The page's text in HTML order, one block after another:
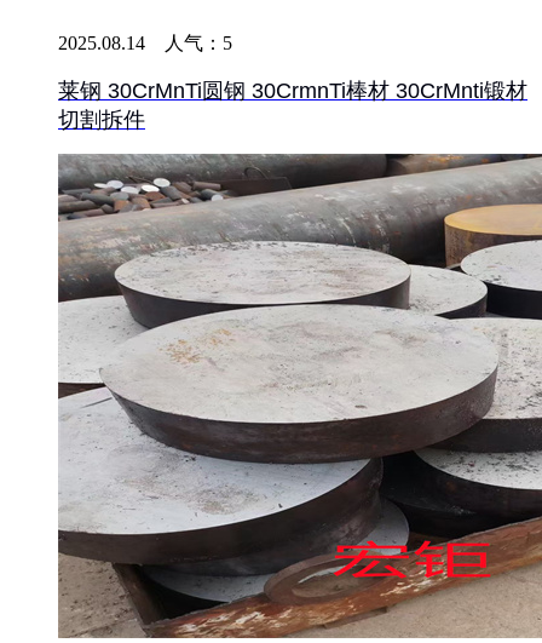
2025.08.14 人气： 5
莱钢 30CrMnTi圆钢 30CrmnTi棒材 30CrMnti锻材
切割拆件